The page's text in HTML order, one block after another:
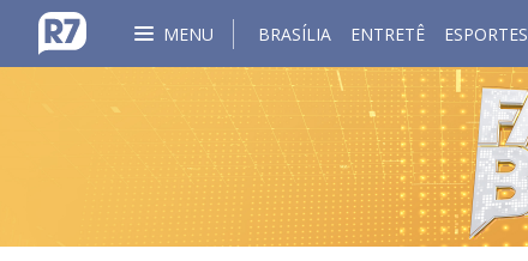
MENU BRASÍLIA ENTRETÊ ESPORTES